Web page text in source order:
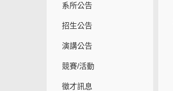
系所公告
招生公告
演講公告
競賽/活動
徵才訊息